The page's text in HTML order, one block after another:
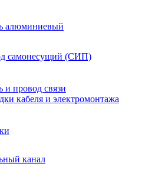
алюминиевый
самонесущий (СИП)
и провод связи
кабеля и электромонтажа
канал